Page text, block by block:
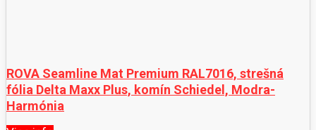
ROVA Seamline Mat Premium RAL7016, strešná
fólia Delta Maxx Plus, komín Schiedel, Modra-
Harmónia